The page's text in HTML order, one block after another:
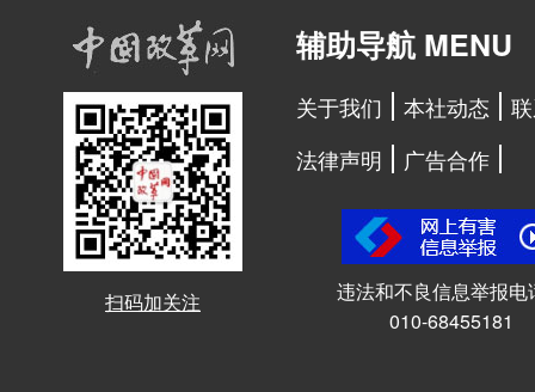
扫码加关注
辅助导航 MENU
关于我们 本社动态
法律声明
广告合作
违法和不良信息举报电
010-68455181